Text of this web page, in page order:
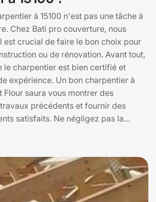
à 15100 n'est pas une tâche à
Chez Bati pro couverture, nous
est crucial de faire le bon choix pour
ou de rénovation. Avant tout,
le charpentier est bien certifié et
expérience. Un bon charpentier à
Flour saura vous montrer des
précédents et fournir des
satisfaits. Ne négligez pas la
en ligne pour avoir une idée de la
Il est aussi primordial de discuter
pour éviter les mauvaises
professionnel à 15100 devrait
et transparent. Enfin, la
la clé : un bon charpentier à Anglards